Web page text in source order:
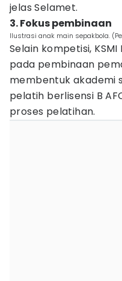
jelas Selamet.
3. Fokus pembinaan
Ilustrasi anak main sepakbola.
Selain kompetisi,
pada pembinaan
membentuk akademi
pelatih berlisensi B
proses pelatihan.